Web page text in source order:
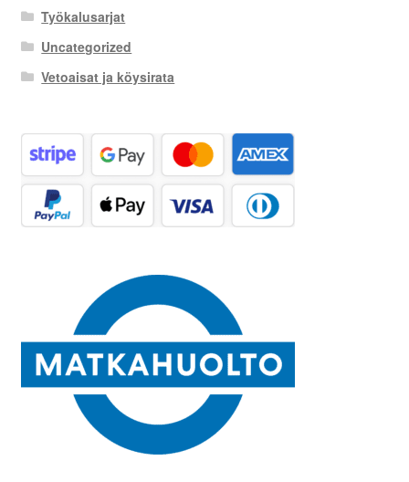
Työkalusarjat
Uncategorized
Vetoaisat ja köysirata